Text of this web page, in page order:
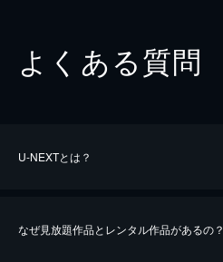
よくある質問
U-NEXTとは？
なぜ見放題作品とレンタル作品があるの？